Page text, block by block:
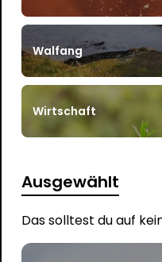
Walfang
Wirtschaft
Ausgewählt
Das solltest du auf